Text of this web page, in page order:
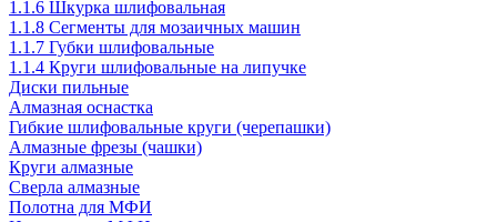
1.1.6 Шкурка шлифовальная
1.1.8 Сегменты для мозаичных машин
1.1.7 Губки шлифовальные
1.1.4 Круги шлифовальные на липучке
Диски пильные
Алмазная оснастка
Гибкие шлифовальные круги (черепашки)
Алмазные фрезы (чашки)
Круги алмазные
Сверла алмазные
Полотна для МФИ